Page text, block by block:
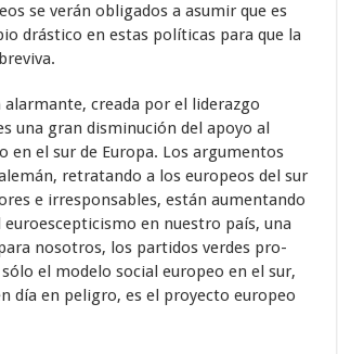
se verán obligados a asumir que es
drástico en estas políticas para que la
creada por el liderazgo
una gran disminución del apoyo al
en el sur de Europa. Los argumentos
retratando a los europeos del sur
e irresponsables, están aumentando
en nuestro país, una
nosotros, los partidos verdes pro-
el modelo social europeo en el sur,
día en peligro, es el proyecto europeo